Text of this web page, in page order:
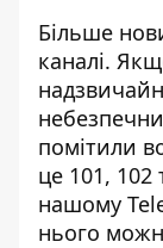
Більше
каналі.
помітили
це 101, 102
нашому
нього